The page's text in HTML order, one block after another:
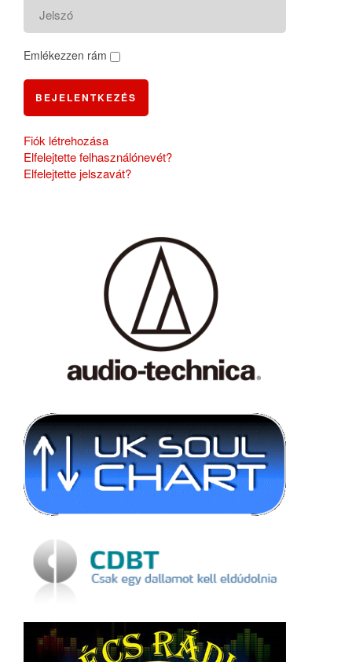
Emlékezzen rám
BEJELENTKEZÉS
Fiók létrehozása
Elfelejtette felhasználónevét?
Elfelejtette jelszavát?